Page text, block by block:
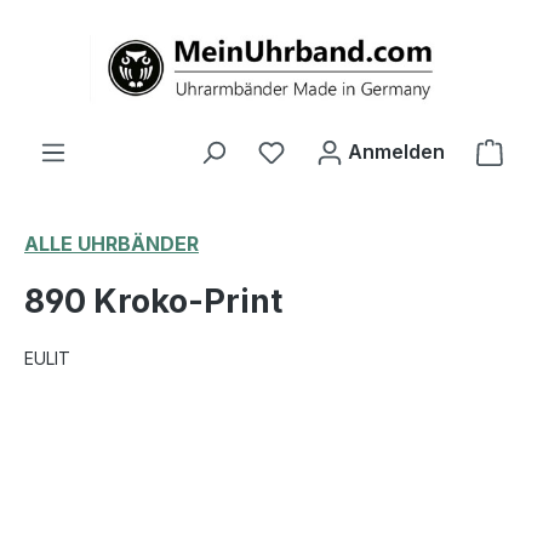
Anmelden
ALLE UHRBÄNDER
890 Kroko-Print
EULIT